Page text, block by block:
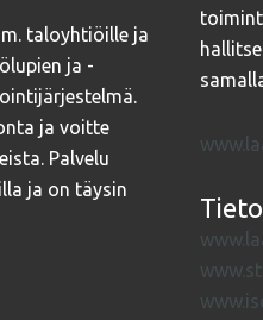
taloyhtiöille ja
ja -
ja voitte
Palvelu
ja on täysin